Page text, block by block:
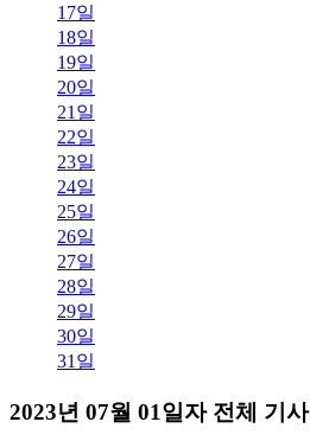
17일
18일
19일
20일
21일
22일
23일
24일
25일
26일
27일
28일
29일
30일
31일
2023년 07월 01일자 전체 기사